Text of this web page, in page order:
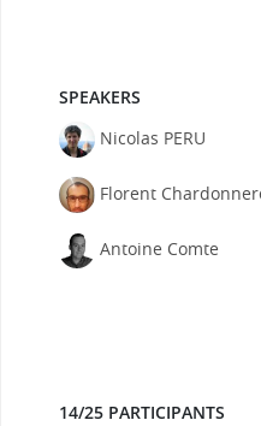
SPEAKERS
Nicolas PERU
Florent
Antoine Comte
14/25 PARTICIPANTS